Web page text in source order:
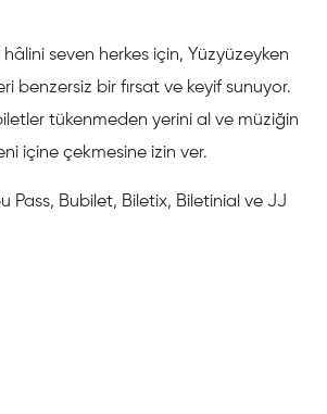
seven herkes için, Yüzyüzeyken
benzersiz bir fırsat ve keyif sunuyor.
tükenmeden yerini al ve müziğin
içine çekmesine izin ver.
Pass, Bubilet, Biletix, Biletinial ve JJ